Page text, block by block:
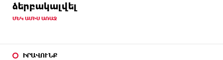
ձերբակալվել
ՄԵԿ ԱՄԻՍ ԱՌԱՋ
ԻՐԱՎՈՒՆՔ